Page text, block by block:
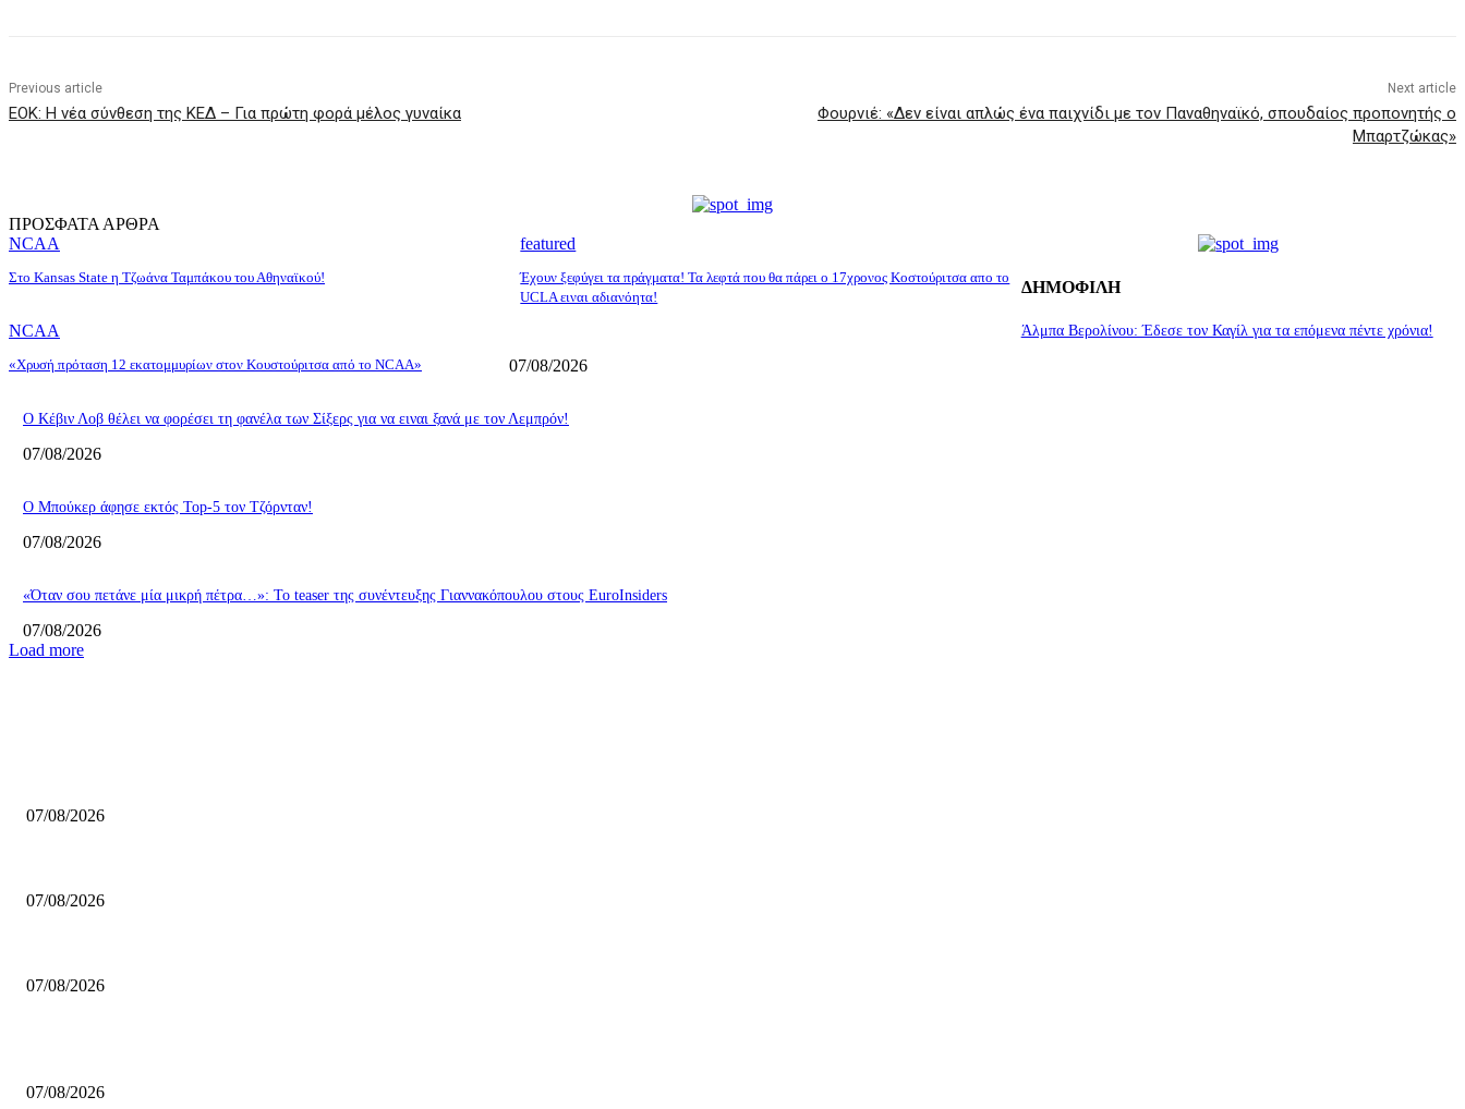
Previous article
ΕΟΚ: Η νέα σύνθεση της ΚΕΔ – Για πρώτη φορά μέλος γυναίκα
Next article
Φουρνιέ: «Δεν είναι απλώς ένα παιχνίδι με τον Παναθηναϊκό, σπουδαίος προπονητής ο
Μπαρτζώκας»
ΠΡΟΣΦΑΤΑ ΑΡΘΡΑ
NCAA
Στο Kansas State η Τζωάνα Ταμπάκου του Αθηναϊκού!
featured
Έχουν ξεφύγει τα πράγματα! Τα λεφτά που θα πάρει ο 17χρονος Κοστούριτσα απο το
UCLA ειναι αδιανόητα!
NCAA
«Χρυσή πρόταση 12 εκατομμυρίων στον Κουστούριτσα από το NCAA»
ΔΗΜΟΦΙΛΗ
Άλμπα Βερολίνου: Έδεσε τον Καγίλ για τα επόμενα πέντε χρόνια!
07/08/2026
Ο Κέβιν Λοβ θέλει να φορέσει τη φανέλα των Σίξερς για να ειναι ξανά με τον Λεμπρόν!
07/08/2026
Ο Μπούκερ άφησε εκτός Top-5 τον Τζόρνταν!
07/08/2026
«Όταν σου πετάνε μία μικρή πέτρα…»: Το teaser της συνέντευξης Γιαννακόπουλου στους EuroInsiders
07/08/2026
Load more
07/08/2026
07/08/2026
07/08/2026
07/08/2026